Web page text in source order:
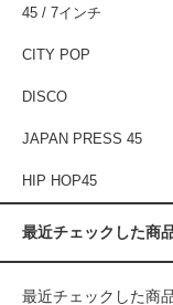
45 / 7インチ
CITY POP
DISCO
JAPAN PRESS 45
HIP HOP45
最近チェックした商
最近チェックした商